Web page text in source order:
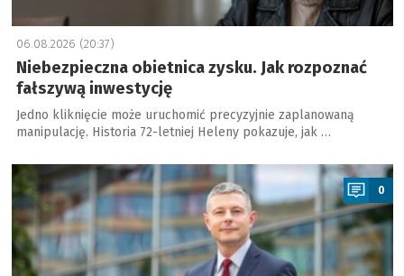
06.08.2026 (20:37)
Niebezpieczna obietnica zysku. Jak rozpoznać
fałszywą inwestycję
Jedno kliknięcie może uruchomić precyzyjnie zaplanowaną
manipulację. Historia 72-letniej Heleny pokazuje, jak …
a
0